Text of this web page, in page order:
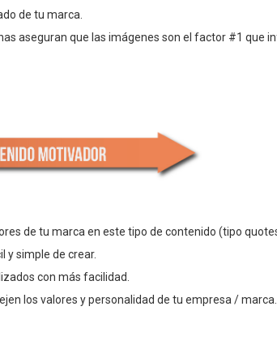
de tu marca.
aseguran que las imágenes son el factor #1 que
de tu marca en este tipo de contenido (tipo
y simple de crear.
con más facilidad.
los valores y personalidad de tu empresa / marca.